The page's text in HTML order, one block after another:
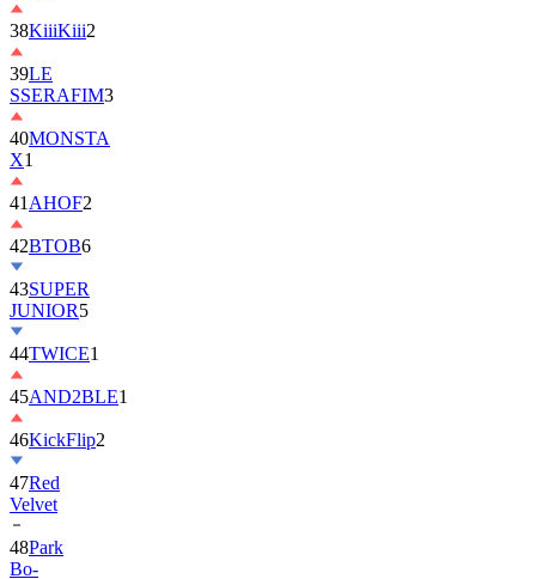
39LE
SSERAFIM
40MONSTA
X
41AHOF
42 BTOB6
43SUPER
JUNIOR
44TWICE
45AND2BLE
46KickFlip2
47Red
Velvet
48Park
Bo-
young